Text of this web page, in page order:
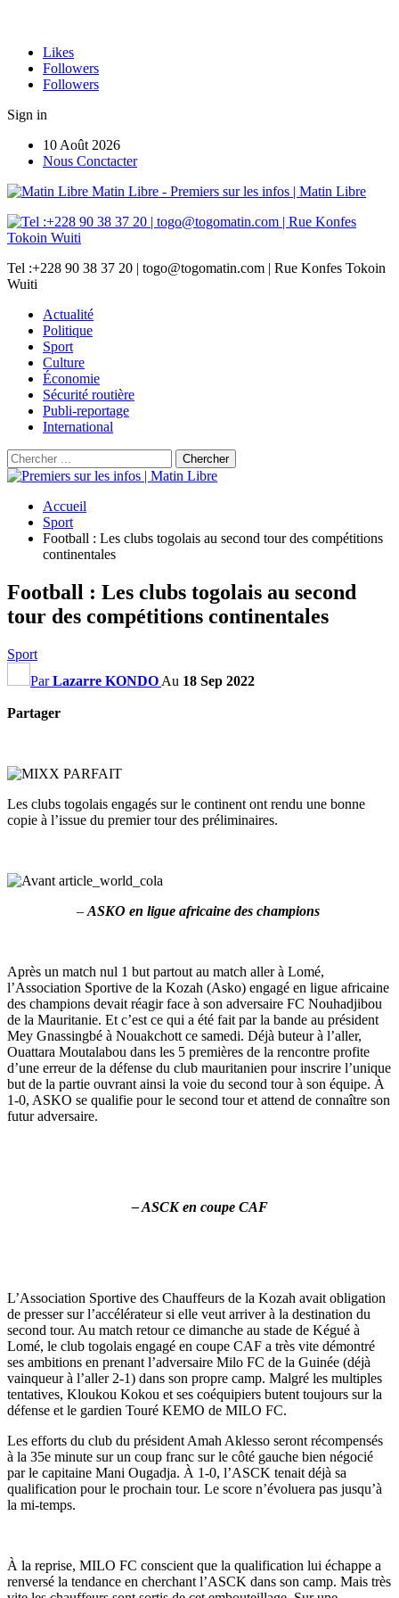
Likes
Followers
Followers
Sign in
10 Août 2026
Nous Conctacter
Matin Libre - Premiers sur les infos | Matin Libre
Tel :+228 90 38 37 20 | togo@togomatin.com | Rue Konfes Tokoin
Wuiti
Actualité
Politique
Sport
Culture
Économie
Sécurité routière
Publi-reportage
International
Accueil
Sport
Football : Les clubs togolais au second tour des compétitions
continentales
Football : Les clubs togolais au second
tour des compétitions continentales
Sport
ParLazarre KONDO Au 18 Sep 2022
Partager
Les clubs togolais engagés sur le continent ont rendu une bonne
copie à l’issue du premier tour des préliminaires.
– ASKO en ligue africaine des champions
Après un match nul 1 but partout au match aller à Lomé,
l’Association Sportive de la Kozah (Asko) engagé en ligue africaine
des champions devait réagir face à son adversaire FC Nouhadjibou
de la Mauritanie. Et c’est ce qui a été fait par la bande au président
Mey Gnassingbé à Nouakchott ce samedi. Déjà buteur à l’aller,
Ouattara Moutalabou dans les 5 premières de la rencontre profite
d’une erreur de la défense du club mauritanien pour inscrire l’unique
but de la partie ouvrant ainsi la voie du second tour à son équipe. À
1-0, ASKO se qualifie pour le second tour et attend de connaître son
futur adversaire.
– ASCK en coupe CAF
L’Association Sportive des Chauffeurs de la Kozah avait obligation
de presser sur l’accélérateur si elle veut arriver à la destination du
second tour. Au match retour ce dimanche au stade de Kégué à
Lomé, le club togolais engagé en coupe CAF a très vite démontré
ses ambitions en prenant l’adversaire Milo FC de la Guinée (déjà
vainqueur à l’aller 2-1) dans son propre camp. Malgré les multiples
tentatives, Kloukou Kokou et ses coéquipiers butent toujours sur la
défense et le gardien Touré KEMO de MILO FC.
Les efforts du club du président Amah Aklesso seront récompensés
à la 35e minute sur un coup franc sur le côté gauche bien négocié
par le capitaine Mani Ougadja. À 1-0, l’ASCK tenait déjà sa
qualification pour le prochain tour. Le score n’évoluera pas jusqu’à
la mi-temps.
À la reprise, MILO FC conscient que la qualification lui échappe a
renversé la tendance en cherchant l’ASCK dans son camp. Mais très